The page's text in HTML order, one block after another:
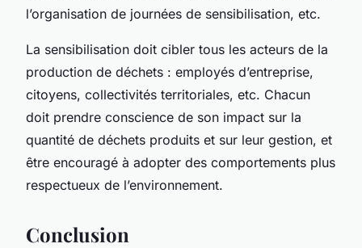
l’organisation de journées de sensibilisation, etc.
La sensibilisation doit cibler tous les acteurs de la
production de déchets : employés d’entreprise,
citoyens, collectivités territoriales, etc. Chacun
doit prendre conscience de son impact sur la
quantité de déchets produits et sur leur gestion, et
être encouragé à adopter des comportements plus
respectueux de l’environnement.
Conclusion